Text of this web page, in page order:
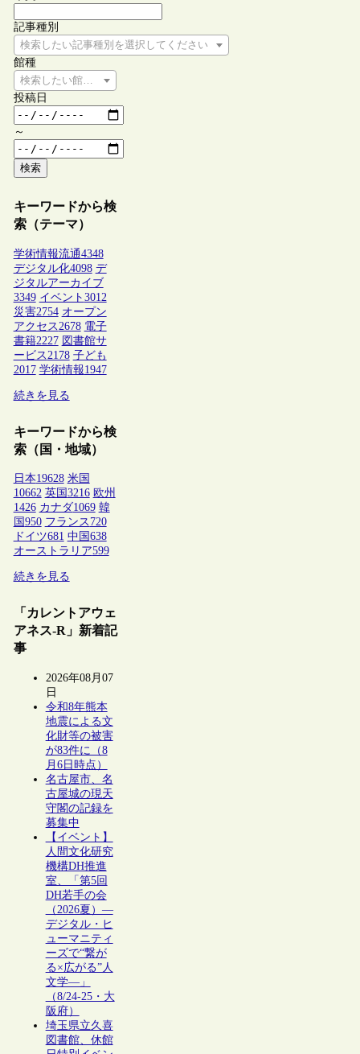
記事種別
検索したい記事種別を選択してください
館種
検索したい館種を選択してください
投稿日
～
検索
キーワードから検
索（テーマ）
学術情報流通4348
デジタル化4098 デ
ジタルアーカイブ
3349 イベント 3012
災害2754 オープン
アクセス 2678 電子
書籍2227 図書館サ
ービス 2178 子ども
2017 学術情報1947
続きを見る
キーワードから検
索（国・地域）
日本19628 米国
10662 英国 3216 欧州
1426 カナダ1069 韓
国 950 フランス 720
ドイツ681 中国 638
オーストラリア599
続きを見る
「カレントアウェ
アネス-R」新着記
事
2026年08月07
日
令和8年熊本
地震による文
化財等の被害
が83件に（8
月6日時点）
名古屋市、名
古屋城の現天
守閣の記録を
募集中
【イベント】
人間文化研究
機構DH推進
室、「第5回
DH若手の会
（2026夏）―
デジタル・ヒ
ューマニティ
ーズで“繋が
る×広がる”人
文学―」
（8/24-25・大
阪府）
埼玉県立久喜
図書館、休館